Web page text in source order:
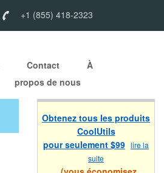
+1 (855) 418-2323
Contact
À
propos de nous
Obtenez tous les produits
CoolUtils
pour seulement $99 lire la
suite